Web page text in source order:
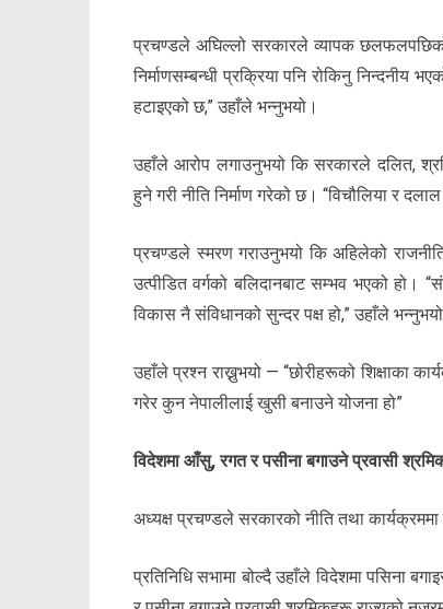
प्रचण्डले अघिल्लो सरकारले व्यापक छलफलपछिको
निर्माणसम्बन्धी प्रक्रिया पनि रोकिनु निन्दनीय
हटाइएको छ,” उहाँले भन्नुभयो।
उहाँले आरोप लगाउनुभयो कि सरकारले दलित,
हुने गरी नीति निर्माण गरेको छ। “विचौलिया र
प्रचण्डले स्मरण गराउनुभयो कि अहिलेको
उत्पीडित वर्गको बलिदानबाट सम्भव भएको हो।
विकास नै संविधानको सुन्दर पक्ष हो,” उहाँले
उहाँले प्रश्न राख्नुभयो — “छोरीहरूको शिक्षाका
गरेर कुन नेपालीलाई खुसी बनाउने योजना हो”
विदेशमा आँसु, रगत र पसीना बगाउने प्रवासी
अध्यक्ष प्रचण्डले सरकारको नीति तथा
प्रतिनिधि सभामा बोल्दै उहाँले विदेशमा पसिना